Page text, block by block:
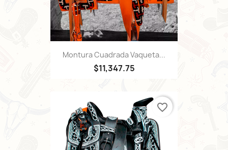
Montura Cuadrada Vaqueta...
$11,347.75
favorite_border